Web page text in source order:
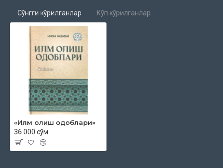
Сўнгги кўрилганлар Кўп кўрилганлар
«Илм олиш одоблари»
36 000 сўм